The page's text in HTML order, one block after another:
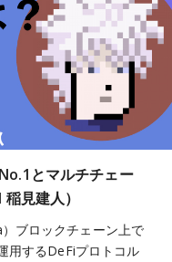
とマルチチェー
見建人）
ブロックチェーン上で
用するDeFiプロトコル